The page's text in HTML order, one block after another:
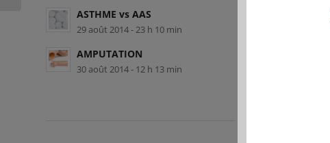
ASTHME vs AAS
29 août 2014 - 23 h 10 min
AMPUTATION
30 août 2014 - 12 h 13 min